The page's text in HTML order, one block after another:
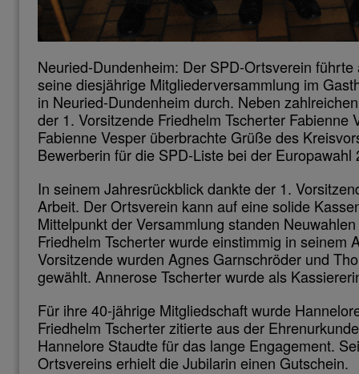
Neuried-Dundenheim: Der SPD-Ortsverein
seine diesjährige Mitgliederversammlung im
in Neuried-Dundenheim durch. Neben
der 1. Vorsitzende Friedhelm Tscherter Fabienne
Fabienne Vesper überbrachte Grüße des
Bewerberin für die SPD-Liste bei der Europawahl
In seinem Jahresrückblick dankte der 1.
Arbeit. Der Ortsverein kann auf eine solide
Mittelpunkt der Versammlung standen
Friedhelm Tscherter wurde einstimmig in seinem
Vorsitzende wurden Agnes Garnschröder und
gewählt. Annerose Tscherter wurde als
Für ihre 40-jährige Mitgliedschaft wurde
Friedhelm Tscherter zitierte aus der
Hannelore Staudte für das lange Engagement.
Ortsvereins erhielt die Jubilarin einen Gutschein.